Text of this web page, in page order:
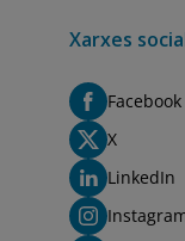
Xarxes
Facebook
X
LinkedIn